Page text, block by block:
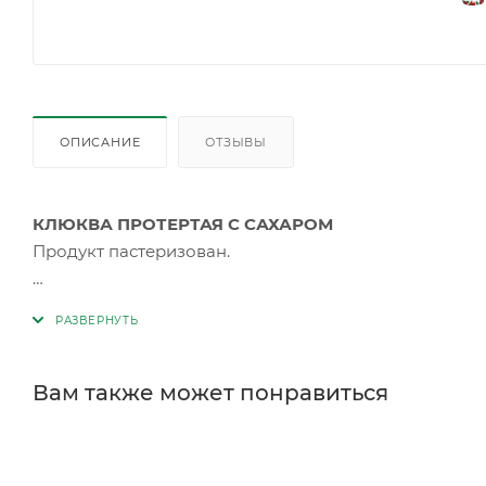
ОПИСАНИЕ ОТЗЫВЫ
КЛЮКВА ПРОТЕРТАЯ С САХАРОМ
Продукт пастеризован.
МЕСЯЦЕВ с даты изготовления указанной внизу
Вам также может понравиться